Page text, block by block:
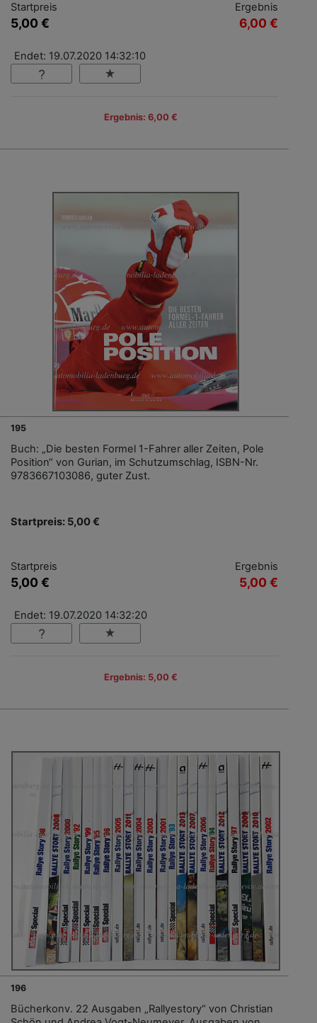
Startpreis
5,00 €
Ergebnis
6,00 €
Endet: 19.07.2020 14:32:10
Ergebnis: 6,00 €
195
Buch: „Die besten Formel 1-Fahrer aller Zeiten, Pole
Position“ von Gurian, im Schutzumschlag, ISBN-Nr.
9783667103086, guter Zust.
Startpreis: 5,00 €
Startpreis
5,00 €
Ergebnis
5,00 €
Endet: 19.07.2020 14:32:20
Ergebnis: 5,00 €
196
Bücherkonv. 22 Ausgaben „Rallyestory“ von Christian